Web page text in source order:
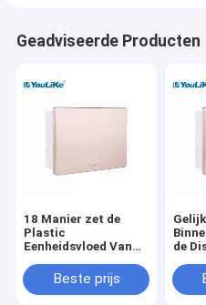
Geadviseerde Producten
18 Manier zet de
Plastic
Eenheidsvloed Van
de Distributieraad op
van de Doos
Beste prijs
de